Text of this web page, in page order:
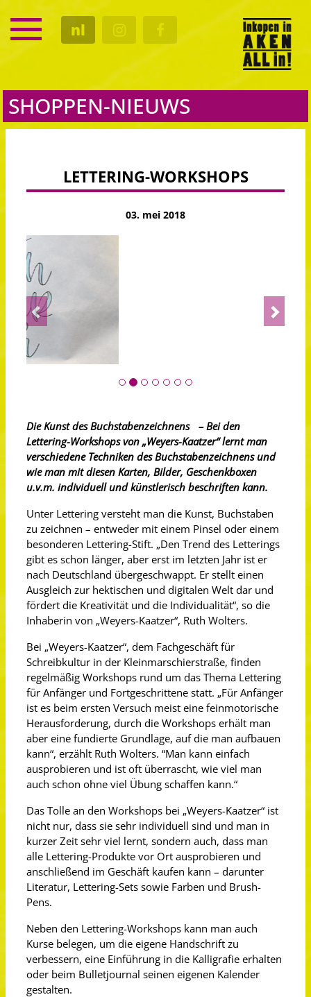
nl
SERVICE
KALENDER
SHOPPEN-NIEUWS
LETTERING-WORKSHOPS
03. mei 2018
Previous Next
Die Kunst des Buchstabenzeichnens – Bei den
Lettering-Workshops von „Weyers-Kaatzer“ lernt man
verschiedene Techniken des Buchstabenzeichnens und
wie man mit diesen Karten, Bilder, Geschenkboxen
u.v.m. individuell und künstlerisch beschriften kann.
Unter Lettering versteht man die Kunst, Buchstaben
zu zeichnen – entweder mit einem Pinsel oder einem
besonderen Lettering-Stift. „Den Trend des Letterings
gibt es schon länger, aber erst im letzten Jahr ist er
nach Deutschland übergeschwappt. Er stellt einen
Ausgleich zur hektischen und digitalen Welt dar und
fördert die Kreativität und die Individualität“, so die
Inhaberin von „Weyers-Kaatzer“, Ruth Wolters.
Bei „Weyers-Kaatzer“, dem Fachgeschäft für
Schreibkultur in der Kleinmarschierstraße, finden
regelmäßig Workshops rund um das Thema Lettering
für Anfänger und Fortgeschrittene statt. „Für Anfänger
ist es beim ersten Versuch meist eine feinmotorische
Herausforderung, durch die Workshops erhält man
aber eine fundierte Grundlage, auf die man aufbauen
kann“, erzählt Ruth Wolters. “Man kann einfach
ausprobieren und ist oft überrascht, wie viel man
auch schon ohne viel Übung schaffen kann.“
Das Tolle an den Workshops bei „Weyers-Kaatzer“ ist
nicht nur, dass sie sehr individuell sind und man in
kurzer Zeit sehr viel lernt, sondern auch, dass man
alle Lettering-Produkte vor Ort ausprobieren und
anschließend im Geschäft kaufen kann – darunter
Literatur, Lettering-Sets sowie Farben und Brush-
Pens.
Neben den Lettering-Workshops kann man auch
Kurse belegen, um die eigene Handschrift zu
verbessern, eine Einführung in die Kalligrafie erhalten
oder beim Bulletjournal seinen eigenen Kalender
gestalten.